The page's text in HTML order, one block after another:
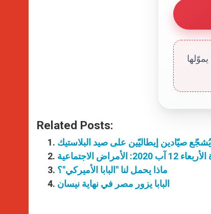
Related Posts:
يُشجّع صيّادين إيطاليّين على صيد البلاستيك
الأمراض الاجتماعية
ماذا يحمل لنا "البابا الأميركي"؟
البابا يزور مصر في نهاية نيسان